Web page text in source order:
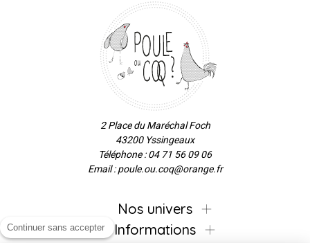
2 Place du Maréchal Foch
43200 Yssingeaux
Téléphone : 04 71 56 09 06
Email : poule.ou.coq@orange.fr
Nos univers
Informations
Continuer sans accepter